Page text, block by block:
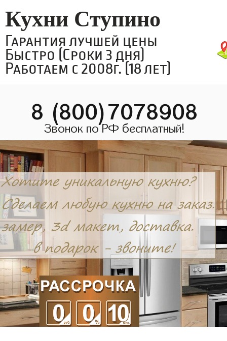
Кухни Ступино
Гарантия лучшей цены
Быстро (Сроки 3 дня)
Работаем с 2008г. (18 лет)
8 (800)7078908
Звонок по РФ бесплатный!